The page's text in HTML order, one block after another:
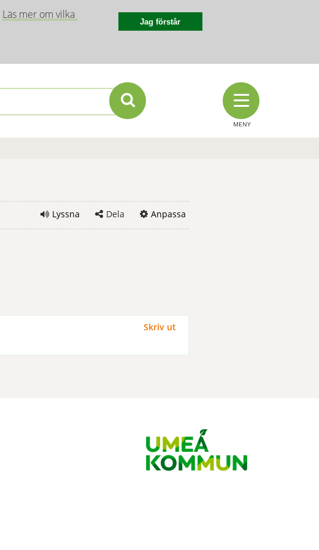
Läs mer om vilka
Jag förstår
MENY
Anpassa
Dela
Lyssna
Skriv ut